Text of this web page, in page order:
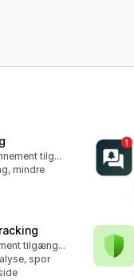
Gratis abonnement tilgængeligt
mindre
Gratis abonnement tilgængeligt
spor